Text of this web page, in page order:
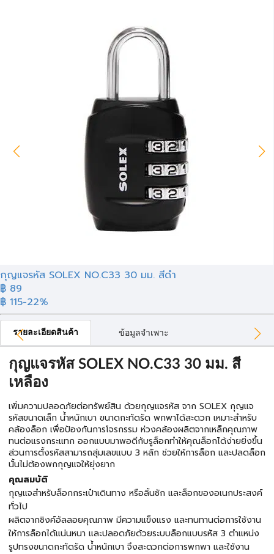
กุญแจรหัส SOLEX NO.C33 30 มม. สีดำ
฿ 89
฿ 115-22%
รายละเอียดสินค้า ข้อมูลจำเพาะ
กุญแจรหัส SOLEX NO.C33 30 มม. สี
เหลือง
เพิ่มความปลอดภัยต่อทรัพย์สิน ด้วยกุญแจรหัส จาก SOLEX กุญแจ
รหัสขนาดเล็ก น้ำหนักเบา ขนาดกะทัดรัด พกพาได้สะดวก เหมาะสำหรับ
คล้องล็อก เพื่อป้องกันการโจรกรรม ห่วงคล้องผลิตจากเหล็กคุณภาพ
ทนต่อแรงกระแทก ออกแบบมาพอดีกับรูล็อกทำให้คุณล็อกได้ง่ายยิ่งขึ้น
ส่วนการตั้งรหัสสามารถสุ่มเลขแบบ 3 หลัก ช่วยให้การล็อก และปลดล็อก
นั้นไม่ต้องพกกุญแจให้ยุ่งยาก
คุณสมบัติ
กุญแจสำหรับล็อกกระเป๋าเดินทาง หรือลิ้นชัก และล็อกของอเนกประสงค์
ทั่วไป
ผลิตจากซิงค์อัลลอยคุณภาพ มีความแข็งแรง และทนทานต่อการใช้งาน
ให้การล็อกได้แน่นหนา และปลอดภัยด้วยระบบล็อกแบบรหัส 3 ตำแหน่ง
รูปทรงขนาดกะทัดรัด น้ำหนักเบา จึงสะดวกต่อการพกพา และใช้งาน